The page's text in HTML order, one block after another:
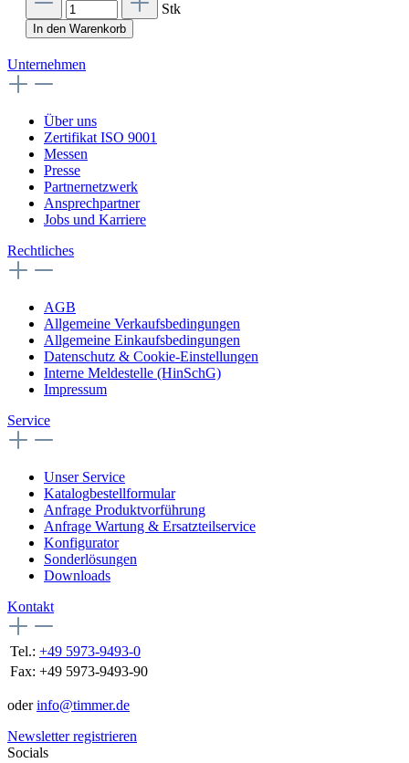
Stk
In den Warenkorb
Unternehmen
Über uns
Zertifikat ISO 9001
Messen
Presse
Partnernetzwerk
Ansprechpartner
Jobs und Karriere
Rechtliches
AGB
Allgemeine Verkaufsbedingungen
Allgemeine Einkaufsbedingungen
Datenschutz & Cookie-Einstellungen
Interne Meldestelle (HinSchG)
Impressum
Service
Unser Service
Katalogbestellformular
Anfrage Produktvorführung
Anfrage Wartung & Ersatzteilservice
Konfigurator
Sonderlösungen
Downloads
Kontakt
Tel.: +49 5973-9493-0
Fax: +49 5973-9493-90
oderinfo@timmer.de
Newsletter registrieren
Socials